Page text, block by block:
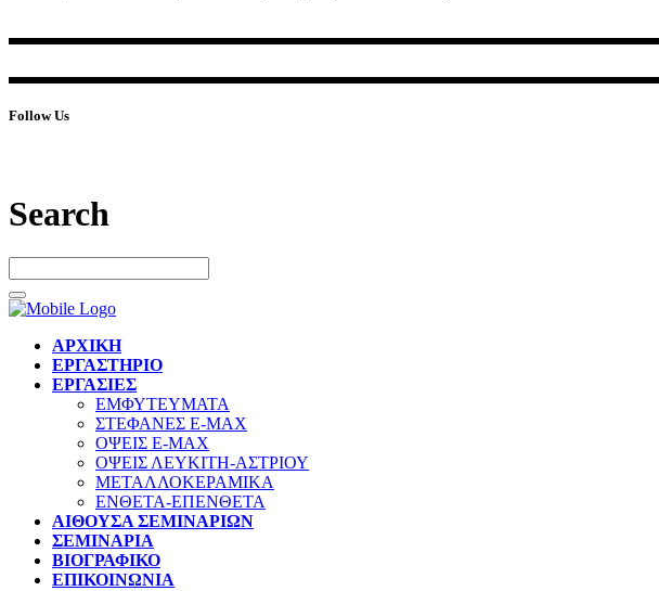
Follow Us
Search
ΑΡΧΙΚΗ
ΕΡΓΑΣΤΗΡΙΟ
ΕΡΓΑΣΙΕΣ
ΕΜΦΥΤΕΥΜΑΤΑ
ΣΤΕΦΑΝΕΣ E-MAX
ΟΨΕΙΣ E-MAX
ΟΨΕΙΣ ΛΕΥΚΙΤΗ-ΑΣΤΡΙΟΥ
ΜΕΤΑΛΛΟΚΕΡΑΜΙΚΑ
ΕΝΘΕΤΑ-ΕΠΕΝΘΕΤΑ
ΑΙΘΟΥΣΑ ΣΕΜΙΝΑΡΙΩΝ
ΣΕΜΙΝΑΡΙΑ
ΒΙΟΓΡΑΦΙΚΟ
ΕΠΙΚΟΙΝΩΝΙΑ